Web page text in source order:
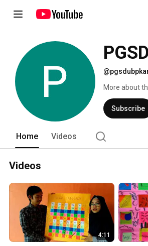
More about
Subscribe
Home Videos
Videos
4:11